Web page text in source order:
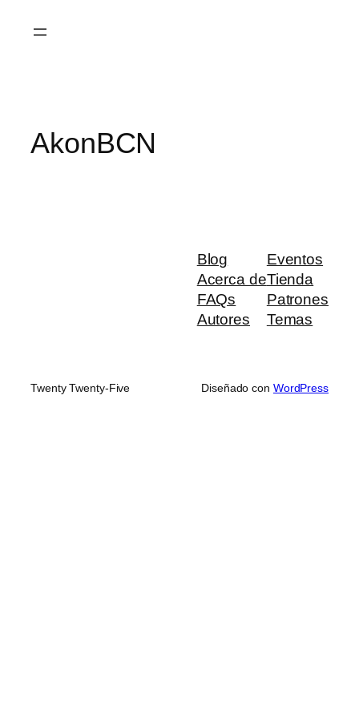
AkonBCN
Blog
Acerca de
FAQs
Autores
Eventos
Tienda
Patrones
Temas
Twenty Twenty-Five Diseñado con WordPress